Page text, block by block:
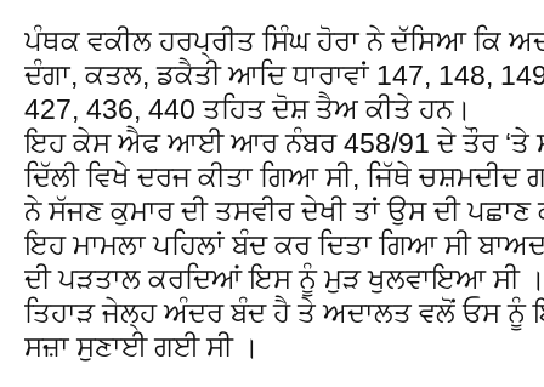
ਪੰਥਕ ਵਕੀਲ ਹਰਪ੍ਰੀਤ ਸਿੰਘ ਹੋਰਾ ਨੇ ਦੱਸਿਆ ਕਿ
ਦੰਗਾ, ਕਤਲ, ਡਕੈਤੀ ਆਦਿ ਧਾਰਾਵਾਂ 147, 148,
427, 436, 440 ਤਹਿਤ ਦੋਸ਼ ਤੈਅ ਕੀਤੇ ਹਨ।
ਇਹ ਕੇਸ ਐਫ ਆਈ ਆਰ ਨੰਬਰ 458/91 ਦੇ ਤੌਰ ‘ਤੇ
ਦਿੱਲੀ ਵਿਖੇ ਦਰਜ ਕੀਤਾ ਗਿਆ ਸੀ, ਜਿੱਥੇ ਚਸ਼ਮਦੀਦ
ਨੇ ਸੱਜਣ ਕੁਮਾਰ ਦੀ ਤਸਵੀਰ ਦੇਖੀ ਤਾਂ ਉਸ ਦੀ
ਇਹ ਮਾਮਲਾ ਪਹਿਲਾਂ ਬੰਦ ਕਰ ਦਿਤਾ ਗਿਆ ਸੀ
ਦੀ ਪੜਤਾਲ ਕਰਦਿਆਂ ਇਸ ਨੂੰ ਮੁੜ ਖੁਲਵਾਇਆ ਸੀ
ਤਿਹਾੜ ਜੇਲ੍ਹ ਅੰਦਰ ਬੰਦ ਹੈ ਤੇ ਅਦਾਲਤ ਵਲੋਂ ਓਸ ਨੂੰ
ਸਜ਼ਾ ਸੁਣਾਈ ਗਈ ਸੀ ।